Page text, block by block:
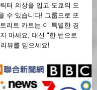
터 의상을 입고 도쿄의 도
수 있습니다! 그룹으로 또
리트 카트는 이 특별한 경
마세요, 대신 "한 번으로
뷰를 믿으세요!